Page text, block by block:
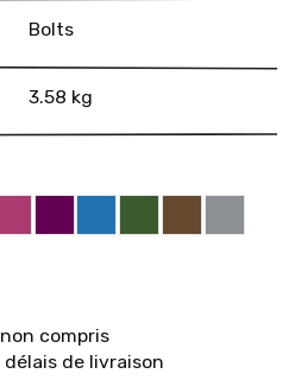
Bolts
3.58 kg
2004
RAL 3000
Telemagenta RAL 4010
Violet RAL 4007
Blue RAL 5015
Green RAL 6002
Brown RAL
Grey
compris
de livraison